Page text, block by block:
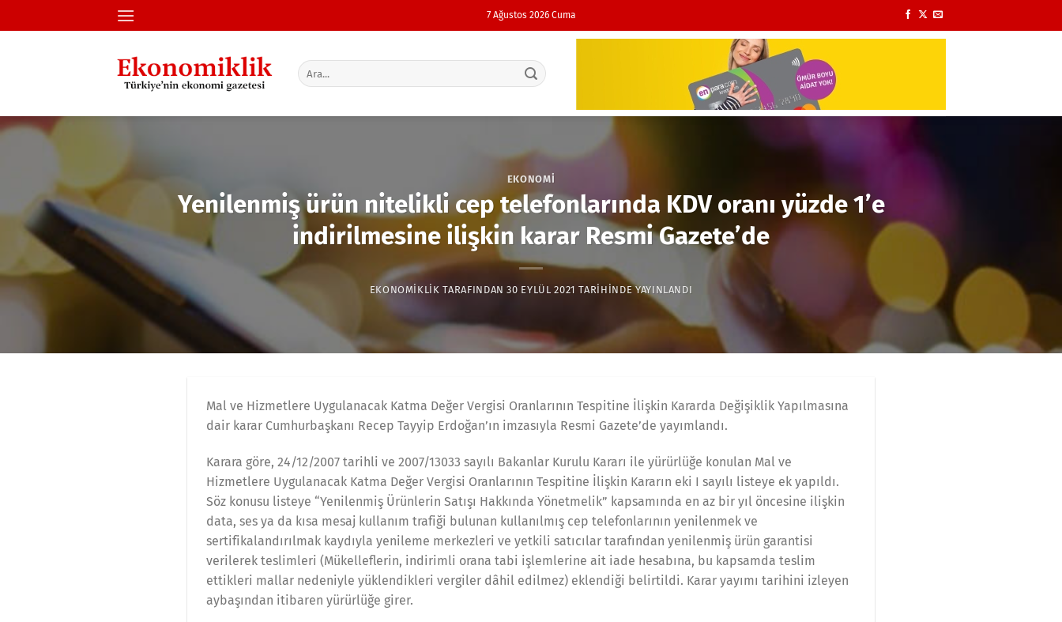
atla
7 Ağustos 2026 Cuma
EKONOMI
Yenilenmiş ürün nitelikli cep telefonlarında KDV oranı yüzde 1’e
indirilmesine ilişkin karar Resmi Gazete’de
EKONOMIKLIK TARAFINDAN 30 EYLÜL 2021 TARIHINDE YAYINLANDI
Mal ve Hizmetlere Uygulanacak Katma Değer Vergisi Oranlarının Tespitine İlişkin Kararda Değişiklik Yapılmasına
dair karar Cumhurbaşkanı Recep Tayyip Erdoğan’ın imzasıyla Resmi Gazete’de yayımlandı.
Karara göre, 24/12/2007 tarihli ve 2007/13033 sayılı Bakanlar Kurulu Kararı ile yürürlüğe konulan Mal ve
Hizmetlere Uygulanacak Katma Değer Vergisi Oranlarının Tespitine İlişkin Kararın eki I sayılı listeye ek yapıldı.
Söz konusu listeye “Yenilenmiş Ürünlerin Satışı Hakkında Yönetmelik” kapsamında en az bir yıl öncesine ilişkin
data, ses ya da kısa mesaj kullanım trafiği bulunan kullanılmış cep telefonlarının yenilenmek ve
sertifikalandırılmak kaydıyla yenileme merkezleri ve yetkili satıcılar tarafından yenilenmiş ürün garantisi
verilerek teslimleri (Mükelleflerin, indirimli orana tabi işlemlerine ait iade hesabına, bu kapsamda teslim
ettikleri mallar nedeniyle yüklendikleri vergiler dâhil edilmez) eklendiği belirtildi. Karar yayımı tarihini izleyen
aybaşından itibaren yürürlüğe girer.